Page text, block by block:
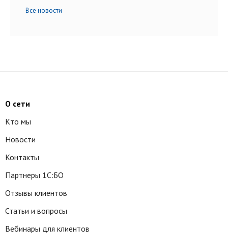
Все новости
О сети
Кто мы
Новости
Контакты
Партнеры 1С:БО
Отзывы клиентов
Статьи и вопросы
Вебинары для клиентов